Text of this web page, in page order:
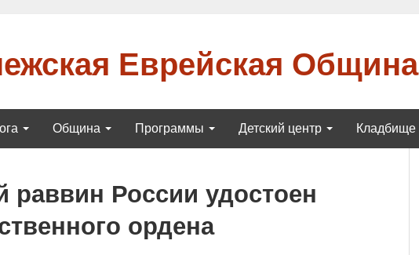
Еврейская Община
Община Программы Детский центр Кладбище
раввин России удостоен
ордена